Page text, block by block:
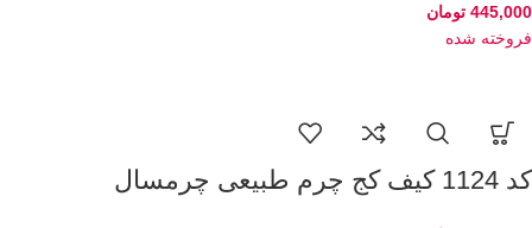
445,000 تومان
فروخته شده
کد 1124 کیف کج چرم طبیعی چرمسال